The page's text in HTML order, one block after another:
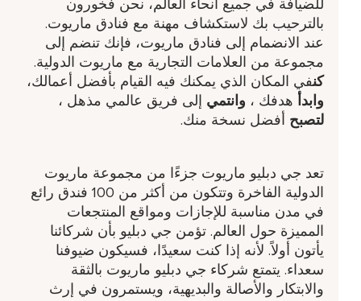
للضيافة في جميع أنحاء العالم، نحن فخورون
بالترحيب بك لاستكشاف مهنة مع فنادق ماريوت.
عند الانضمام إلى فنادق ماريوت، فإنك تنضم إلى
مجموعة من العلامات التجارية مع ماريوت الدولية.
في المكان الذي يمكنك فيه القيام بأفضل أعمالك،
وابدأهدفك ​،وانتميإلى فريق عالمي مذهل ​،
لتصبحأفضل نسخة منك.
تعد جي دبليو ماريوت جزءًا من مجموعة ماريوت
الدولية الفاخرة وتتكون من أكثر من 100 فندق رائع
في مدن مناسبة للإجازات ومواقع المنتجعات
المميزة حول العالم. تؤمن جي دبليو بأن شركائنا
يأتون أولاً. لأنه إذا كنت سعيدًا، فسيكون ضيوفنا
سعداء. يتمتع شركاء جي دبليو ماريوت بالثقة
والابتكار والأصالة والبديهية، ويستمرون في إرث